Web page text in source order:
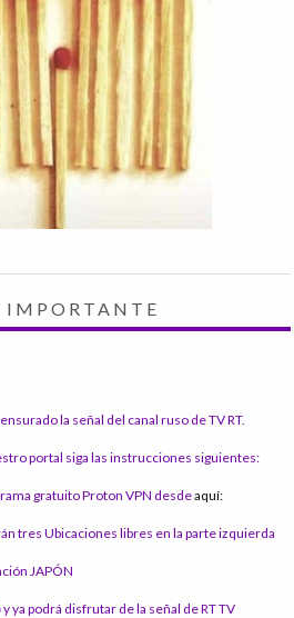
IMPORTANTE
la señal del canal ruso de TV RT.
portal siga las instrucciones siguientes:
gratuito Proton VPN desdeaquí:
tres Ubicaciones libres en la parte izquierda
JAPÓN
y ya podrá disfrutar de la señal de RT TV